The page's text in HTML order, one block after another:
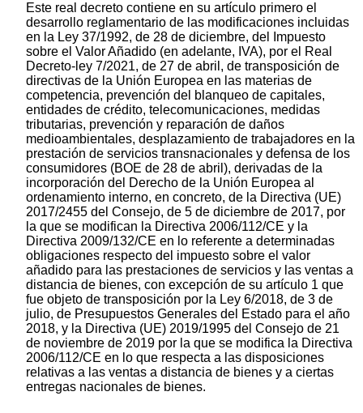
Este real decreto contiene en su artículo primero el
desarrollo reglamentario de las modificaciones incluidas
en la Ley 37/1992, de 28 de diciembre, del Impuesto
sobre el Valor Añadido (en adelante, IVA), por el Real
Decreto-ley 7/2021, de 27 de abril, de transposición de
directivas de la Unión Europea en las materias de
competencia, prevención del blanqueo de capitales,
entidades de crédito, telecomunicaciones, medidas
tributarias, prevención y reparación de daños
medioambientales, desplazamiento de trabajadores en la
prestación de servicios transnacionales y defensa de los
consumidores (BOE de 28 de abril), derivadas de la
incorporación del Derecho de la Unión Europea al
ordenamiento interno, en concreto, de la Directiva (UE)
2017/2455 del Consejo, de 5 de diciembre de 2017, por
la que se modifican la Directiva 2006/112/CE y la
Directiva 2009/132/CE en lo referente a determinadas
obligaciones respecto del impuesto sobre el valor
añadido para las prestaciones de servicios y las ventas a
distancia de bienes, con excepción de su artículo 1 que
fue objeto de transposición por la Ley 6/2018, de 3 de
julio, de Presupuestos Generales del Estado para el año
2018, y la Directiva (UE) 2019/1995 del Consejo de 21
de noviembre de 2019 por la que se modifica la Directiva
2006/112/CE en lo que respecta a las disposiciones
relativas a las ventas a distancia de bienes y a ciertas
entregas nacionales de bienes.